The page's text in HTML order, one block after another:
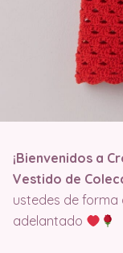
¡Bienvenidos a
Vestido de
ustedes de forma
adelantado